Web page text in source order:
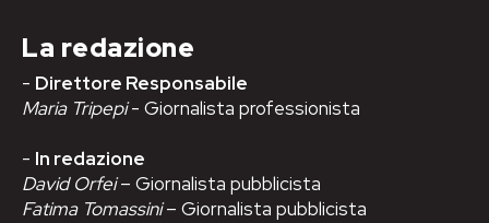
La redazione
- Direttore Responsabile
Maria Tripepi- Giornalista professionista
- In redazione
David Orfei– Giornalista pubblicista
Fatima Tomassini– Giornalista pubblicista